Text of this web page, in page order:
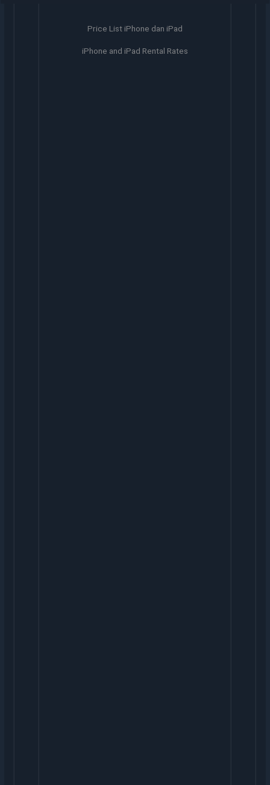
Price List iPhone dan iPad
iPhone and iPad Rental Rates